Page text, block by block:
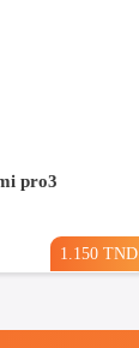
pro3
1.150 TND